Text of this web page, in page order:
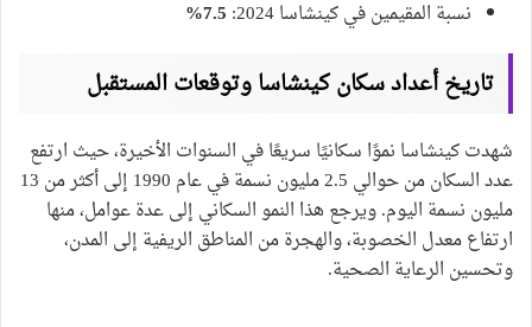
نسبة المقيمين في كينشاسا 2024: 7.5%
تاريخ أعداد سكان كينشاسا وتوقعات المستقبل
شهدت كينشاسا نموًا سكانيًا سريعًا في السنوات الأخيرة، حيث ارتفع
عدد السكان من حوالي 2.5 مليون نسمة في عام 1990 إلى أكثر من 13
مليون نسمة اليوم. ويرجع هذا النمو السكاني إلى عدة عوامل، منها
ارتفاع معدل الخصوبة، والهجرة من المناطق الريفية إلى المدن،
وتحسين الرعاية الصحية.